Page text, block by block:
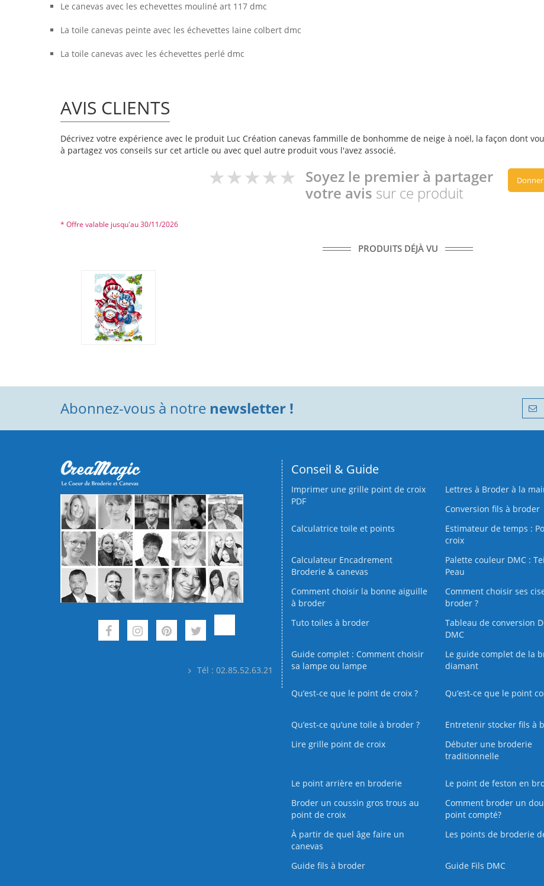
Le canevas avec les echevettes mouliné art 117 dmc
La toile canevas peinte avec les échevettes laine colbert dmc
La toile canevas avec les échevettes perlé dmc
AVIS CLIENTS
Décrivez votre expérience avec le produit Luc Création canevas fammille de bonhomme de neige à noël, la façon dont
à partagez vos conseils sur cet article ou avec quel autre produit vous l'avez associé.
Soyez le premier à partager
votre avis sur ce produit
* Offre valable jusqu'au 30/11/2026
PRODUITS DÉJÀ VU
Abonnez-vous à notre newsletter !
Tél : 02.85.52.63.21
Conseil & Guide
Imprimer une grille point de croix
PDF
Lettres à Broder à la
Conversion fils à broder
Calculatrice toile et points
Estimateur de temps :
croix
Calculateur Encadrement
Broderie & canevas
Palette couleur DMC :
Peau
Comment choisir la bonne aiguille
à broder
Comment choisir ses
broder ?
Tuto toiles à broder
Tableau de conversion
DMC
Guide complet : Comment choisir
sa lampe ou lampe
Le guide complet de la
diamant
Qu’est-ce que le point de croix ?
Qu’est-ce que le point
Qu’est‑ce qu’une toile à broder ?
Entretenir stocker fils à
Lire grille point de croix
Débuter une broderie
traditionnelle
Le point arrière en broderie
Le point de feston en
Broder un coussin gros trous au
point de croix
Comment broder un
point compté?
À partir de quel âge faire un
canevas
Les points de broderie
Guide fils à broder
Guide Fils DMC